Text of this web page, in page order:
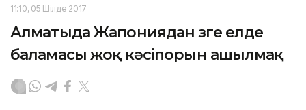
11:10, 05 Шілде 2017
Алматыда Жапониядан өзге елде
баламасы жоқ кәсіпорын ашылмақ